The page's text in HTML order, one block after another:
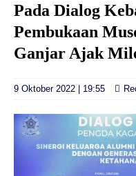
Pada Dialog
Pembukaan
Ganjar Ajak
9 Oktober 2022 | 19:55